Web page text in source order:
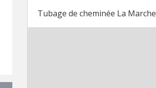
Tubage de cheminée La Marche